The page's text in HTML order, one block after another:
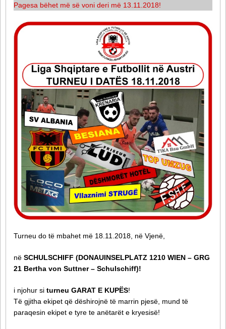
Pagesa bëhet më së voni deri më 13.11.2018!
Turneu do të mbahet më 18.11.2018, në Vjenë,
në SCHULSCHIFF (DONAUINSELPLATZ 1210 WIEN – GRG
21 Bertha von Suttner – Schulschiff)!
i njohur si turneu GARAT E KUPËS!
Të gjitha ekipet që dëshirojnë të marrin pjesë, mund të
paraqesin ekipet e tyre te anëtarët e kryesisë!